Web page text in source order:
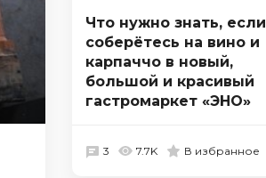
Что нужно знать, если
соберётесь на вино и
карпаччо в новый,
большой и красивый
гастромаркет «ЭНО»
3 7.7K В избранное